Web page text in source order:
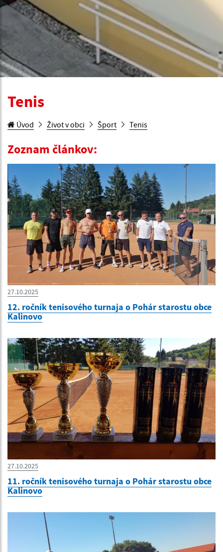
Tenis
Úvod Život v obci Šport Tenis
Zoznam článkov:
27.10.2025
12. ročník tenisového turnaja o Pohár starostu obce
Kalinovo
27.10.2025
11. ročník tenisového turnaja o Pohár starostu obce
Kalinovo